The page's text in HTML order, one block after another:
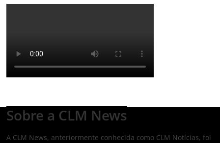
Sobre a CLM News
A CLM News, anteriormente conhecida como CLM Notícias, foi